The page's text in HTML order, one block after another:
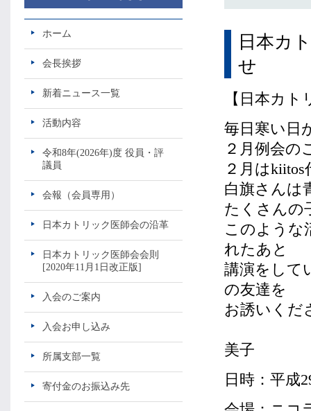
ホーム
会長挨拶
新着ニュース一覧
活動内容
令和8年(2026年)度 役員・評
議員
会報（会員専用）
日本カトリック医師会の沿革
日本カトリック医師会会則
[2020年11月1日改正版]
入会のご案内
入会お申し込み
所属支部一覧
寄付金のお振込み先
日本カ
せ
【日本カ
毎日寒い日
２月例会の
２月は
白旗さんは
たくさんの
このような
れたあと
講演をして
の友達を
お誘いくだ
美子
日時：平成